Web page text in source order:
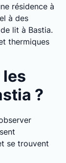
résidence à
à des
lit à Bastia.
thermiques
?
se trouvent